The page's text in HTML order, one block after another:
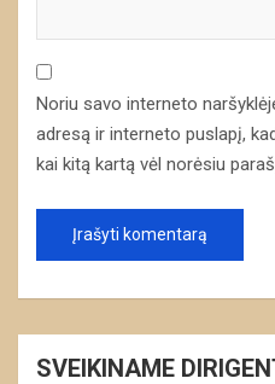
Noriu savo interneto
adresą ir interneto puslapį,
kai kitą kartą vėl norėsiu
SVEIKINAME